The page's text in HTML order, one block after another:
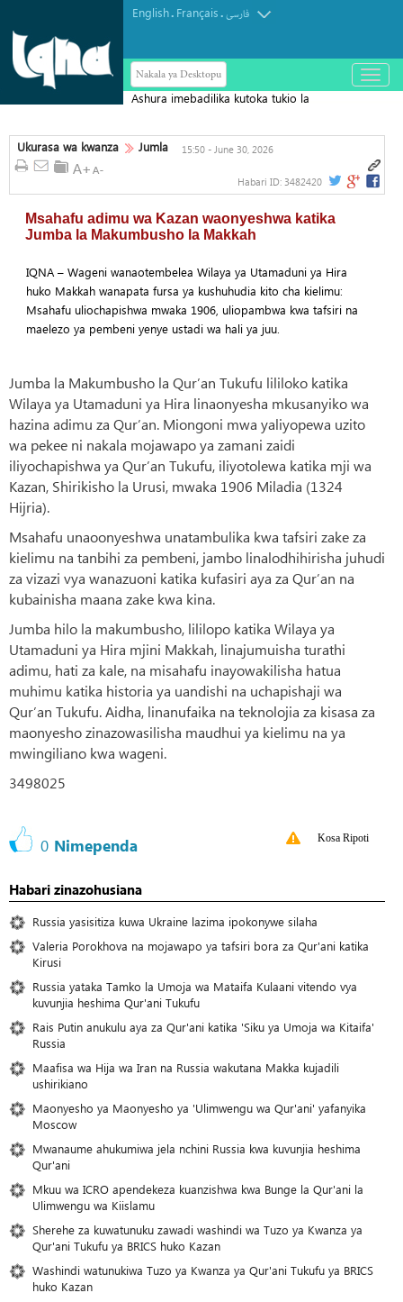
English. Français.فارسی
Nakala ya Desktopu
باز
و
Ashura imebadilika kutoka tukio la
Kistaarabu: Waziri wa Mambo ya Nje
Ukurasa wa kwanza Jumla 15:50 - June 30, 2026
Habari ID: 3482420
Msahafu adimu wa Kazan waonyeshwa katika
Jumba la Makumbusho la Makkah
IQNA – Wageni wanaotembelea Wilaya ya Utamaduni ya Hira
huko Makkah wanapata fursa ya kushuhudia kito cha kielimu:
Msahafu uliochapishwa mwaka 1906, uliopambwa kwa tafsiri na
maelezo ya pembeni yenye ustadi wa hali ya juu.
Jumba la Makumbusho la Qur’an Tukufu lililoko katika
Wilaya ya Utamaduni ya Hira linaonyesha mkusanyiko wa
hazina adimu za Qur’an. Miongoni mwa yaliyopewa uzito
wa pekee ni nakala mojawapo ya zamani zaidi
iliyochapishwa ya Qur’an Tukufu, iliyotolewa katika mji wa
Kazan, Shirikisho la Urusi, mwaka 1906 Miladia (1324
Hijria).
Msahafu unaoonyeshwa unatambulika kwa tafsiri zake za
kielimu na tanbihi za pembeni, jambo linalodhihirisha juhudi
za vizazi vya wanazuoni katika kufasiri aya za Qur’an na
kubainisha maana zake kwa kina.
Jumba hilo la makumbusho, lililopo katika Wilaya ya
Utamaduni ya Hira mjini Makkah, linajumuisha turathi
adimu, hati za kale, na misahafu inayowakilisha hatua
muhimu katika historia ya uandishi na uchapishaji wa
Qur’an Tukufu. Aidha, linanufaika na teknolojia za kisasa za
maonyesho zinazowasilisha maudhui ya kielimu na ya
mwingiliano kwa wageni.
3498025
0 Nimependa Kosa Ripoti
Habari zinazohusiana
Russia yasisitiza kuwa Ukraine lazima ipokonywe silaha
Valeria Porokhova na mojawapo ya tafsiri bora za Qur'ani katika
Kirusi
Russia yataka Tamko la Umoja wa Mataifa Kulaani vitendo vya
kuvunjia heshima Qur'ani Tukufu
Rais Putin anukulu aya za Qur'ani katika 'Siku ya Umoja wa Kitaifa'
Russia
Maafisa wa Hija wa Iran na Russia wakutana Makka kujadili
ushirikiano
Maonyesho ya Maonyesho ya 'Ulimwengu wa Qur'ani' yafanyika
Moscow
Mwanaume ahukumiwa jela nchini Russia kwa kuvunjia heshima
Qur'ani
Mkuu wa ICRO apendekeza kuanzishwa kwa Bunge la Qur'ani la
Ulimwengu wa Kiislamu
Sherehe za kuwatunuku zawadi washindi wa Tuzo ya Kwanza ya
Qur'ani Tukufu ya BRICS huko Kazan
Washindi watunukiwa Tuzo ya Kwanza ya Qur'ani Tukufu ya BRICS
huko Kazan